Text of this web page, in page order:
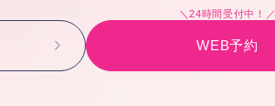
＼24時間受付中！／
WEB予約